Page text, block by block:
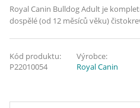
Royal Canin Bulldog Adult je
dospělé (od 12 měsíců věku)
Kód produktu:
P22010054
Výrobce:
Royal Canin